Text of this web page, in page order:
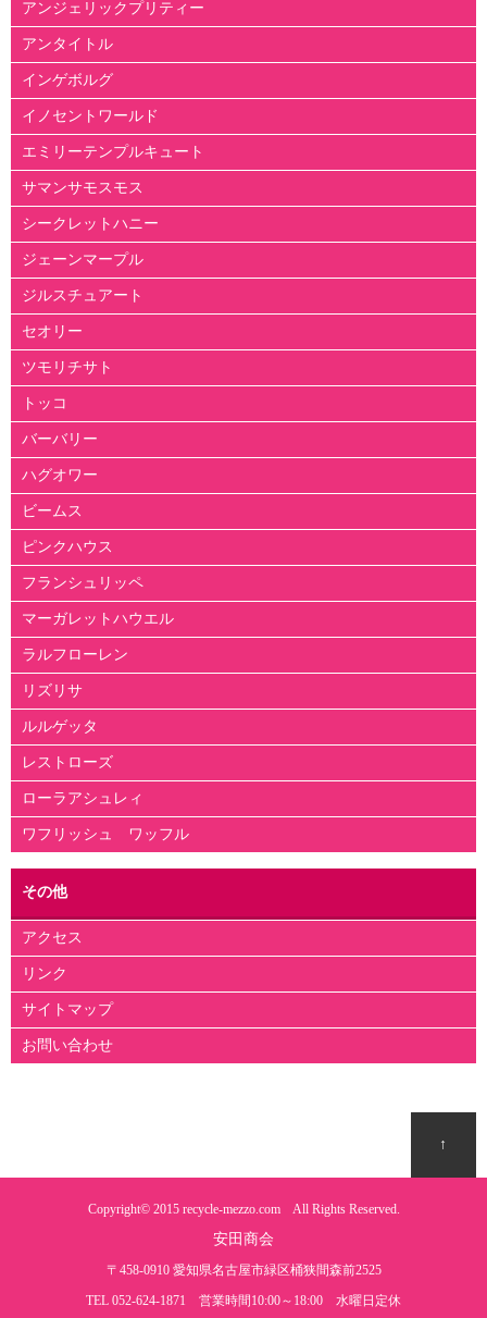
アンジェリックプリティー
アンタイトル
インゲボルグ
イノセントワールド
エミリーテンプルキュート
サマンサモスモス
シークレットハニー
ジェーンマープル
ジルスチュアート
セオリー
ツモリチサト
トッコ
バーバリー
ハグオワー
ビームス
ピンクハウス
フランシュリッペ
マーガレットハウエル
ラルフローレン
リズリサ
ルルゲッタ
レストローズ
ローラアシュレィ
ワフリッシュ ワッフル
その他
アクセス
リンク
サイトマップ
お問い合わせ
↑
Copyright© 2015 recycle-mezzo.comAll Rights Reserved.
安田商会
〒458-0910 愛知県名古屋市緑区桶狭間森前2525
TEL 052-624-1871 営業時間10:00～18:00 水曜日定休